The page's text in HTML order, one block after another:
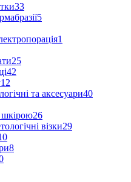
33
5
1
25
42
12
та аксесуари40
шкірою26
візки29
8